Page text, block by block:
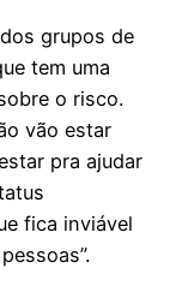
grupos de
tem uma
o risco.
vão estar
pra ajudar
fica inviável